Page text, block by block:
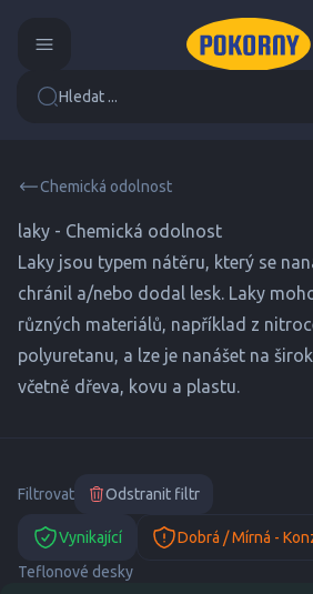
Hledat ...
Chemická odolnost
laky - Chemická odolnost
Laky jsou typem nátěru, který se
chránil a/nebo dodal lesk. Laky
různých materiálů, například z
polyuretanu, a lze je nanášet na
včetně dřeva, kovu a plastu.
Filtrovat Odstranit filtr
Vynikající Dobrá / Mírná -
Teflonové desky